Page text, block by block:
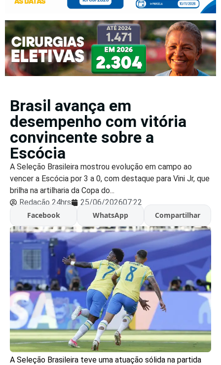
Brasil avança em
desempenho com vitória
convincente sobre a
Escócia
A Seleção Brasileira mostrou evolução em campo ao
vencer a Escócia por 3 a 0, com destaque para Vini Jr, que
brilha na artilharia da Copa do...
Redação 24hrs
25/06/202607:22
Facebook
WhatsApp Compartilhar
A Seleção Brasileira teve uma atuação sólida na partida